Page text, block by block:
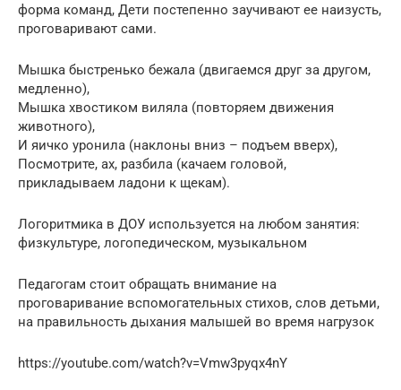
форма команд, Дети постепенно заучивают ее наизусть,
проговаривают сами.
Мышка быстренько бежала (двигаемся друг за другом,
медленно),
Мышка хвостиком виляла (повторяем движения
животного),
И яичко уронила (наклоны вниз – подъем вверх),
Посмотрите, ах, разбила (качаем головой,
прикладываем ладони к щекам).
Логоритмика в ДОУ используется на любом занятия:
физкультуре, логопедическом, музыкальном
Педагогам стоит обращать внимание на
проговаривание вспомогательных стихов, слов детьми,
на правильность дыхания малышей во время нагрузок
https://youtube.com/watch?v=Vmw3pyqx4nY